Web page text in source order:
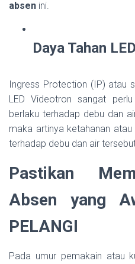
absen ini.
Daya Tahan
Ingress Protection (IP) atau
LED Videotron sangat
berlaku terhadap debu dan
maka artinya ketahanan
terhadap debu dan air
Pastikan
Absen yang
PELANGI
Pada umur pemakain atau